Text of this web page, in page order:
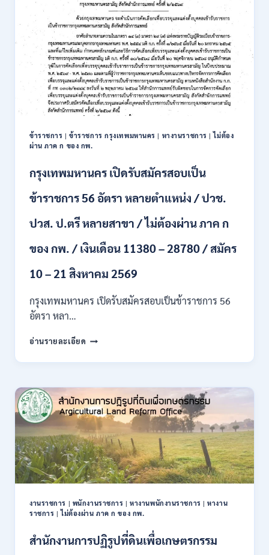
เปิด
รับ
สมัคร
บุคคล
เพื่อ
บรรจุ
เป็น
พนักงาน
รัฐวิสาหกิจ
16
/
ป.ตรี
ส
+
ไป
เงิน
23,290
สมัคร
ONLINE
26
ข้าราชการ |ข้าราชการ กรุงเทพมหานคร | หางานราชการ |ไม่ต้อง
ผ่าน ภาค ก ของ กพ.
กรุงเทพมหานคร เปิดรับสมัครสอบเป็น
ข้าราชการ 56 อัตรา หลายตำแหน่ง / ปวช.
ปวส. ป.ตรี หลายสาขา / ไม่ต้องผ่าน ภาค ก
ของ กพ. / เงินเดือน 11380 – 28780 / สมัคร
10 – 21 สิงหาคม 2569
กรุงเทพมหานคร เปิดรับสมัครสอบเป็นข้าราชการ 56
อัตรา หลา…
อ่านรายละเอียด กรุงเทพมหานคร
รับ
สอบ
เป็น
ข้าราชการ
56
อัตรา
หลาย
ตำแหน่ง
/
ปวช.
ป.ตรี
หลาย
/
งานราชการ | พนักงานราชการ |หางานพนักงานราชการ |หางาน
ราชการ |ไม่ต้องผ่าน ภาค ก ของ กพ.
สำนักงานการปฏิรูปที่ดินเพื่อเกษตรกรรม